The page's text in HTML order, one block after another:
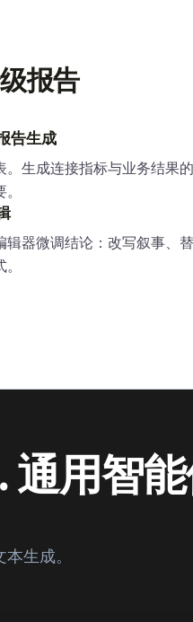
报告
告生成
。生成连接指标与业务结果
辑器微调结论：改写叙事、
用智
生成。